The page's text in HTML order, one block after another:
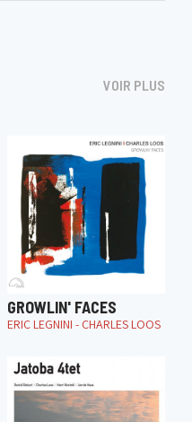
VOIR PLUS
GROWLIN' FACES
ERIC LEGNINI - CHARLES LOOS